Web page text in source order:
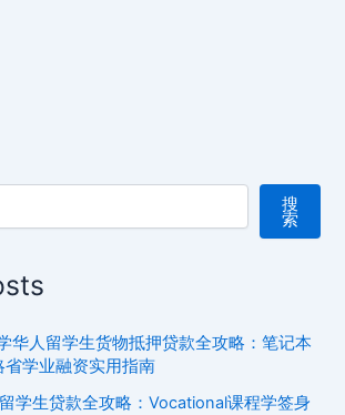
搜
索
华人留学生货物抵押贷款全攻略：笔记本
学业融资实用指南
学生贷款全攻略：Vocational课程学签身